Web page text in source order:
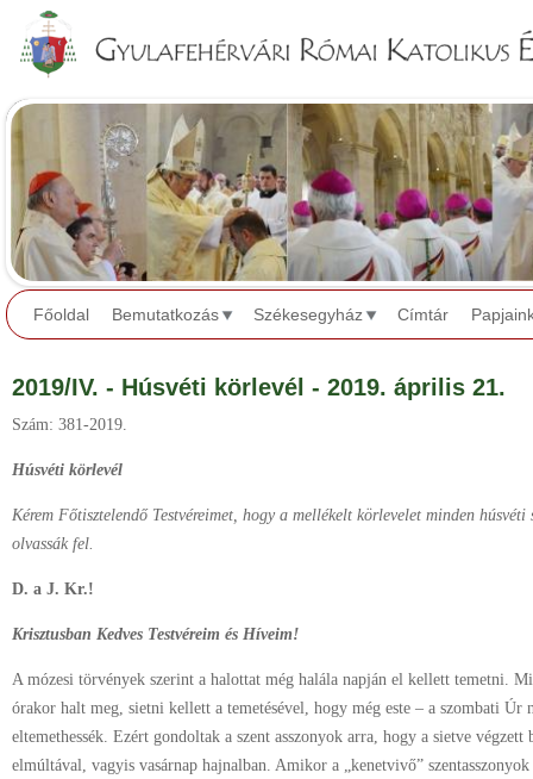
Főoldal Bemutatkozás Székesegyház Címtár
2019/IV. - Húsvéti körlevél - 2019. április 21.
Szám: 381-2019.
Húsvéti körlevél
Kérem Főtisztelendő Testvéreimet, hogy a mellékelt körlevelet minden húsvéti
olvassák fel.
D. a J. Kr.!
Krisztusban Kedves Testvéreim és Híveim!
A mózesi törvények szerint a halottat még halála napján el kellett temetni.
órakor halt meg, sietni kellett a temetésével, hogy még este – a szombati Úr
eltemethessék. Ezért gondoltak a szent asszonyok arra, hogy a sietve végzett
elmúltával, vagyis vasárnap hajnalban. Amikor a „kenetvivő”